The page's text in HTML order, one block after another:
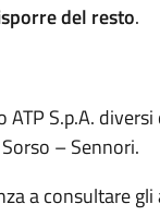
del resto.
S.p.A.
– Sennori.
a consultare